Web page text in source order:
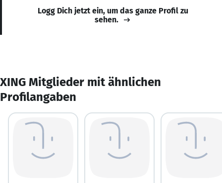
Logg Dich jetzt ein, um das ganze Profil zu
sehen.
XING Mitglieder mit ähnlichen
Profilangaben